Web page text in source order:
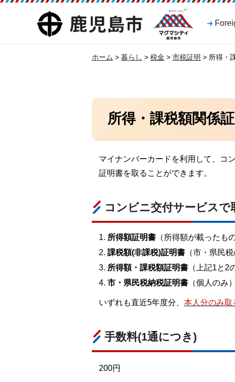
鹿児島市
マグマシティ
鹿児島市
ホーム > 暮らし > 税金 > 市税証明 > 所得・
所得・課税額関係
マイナンバーカードを利用して、コ
証明書を取ることができます。
コンビニ交付サービスで
所得額証明書（所得額が載ったもの
課税額(非課税)証明書（市・県民税
所得額・課税額証明書（上記1と2
市・県民税納税証明書（個人のみ）
いずれも直近5年度分、 本人分のみ取
手数料(1通につき)
200円